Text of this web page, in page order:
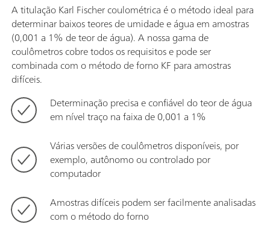
A titulação Karl Fischer coulométrica é o método ideal para
determinar baixos teores de umidade e água em amostras
(0,001 a 1% de teor de água). A nossa gama de
coulômetros cobre todos os requisitos e pode ser
combinada com o método de forno KF para amostras
difíceis.
Determinação precisa e confiável do teor de água
em nível traço na faixa de 0,001 a 1%
Várias versões de coulômetros disponíveis, por
exemplo, autônomo ou controlado por
computador
Amostras difíceis podem ser facilmente analisadas
com o método do forno